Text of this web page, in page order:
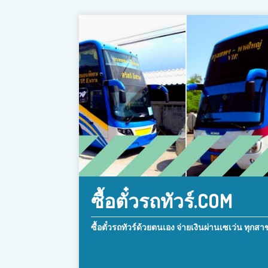
ซื้อตั๋วรถทัวร์.COM
ซื้อตั๋วรถทัวร์ด้วยตนเอง จ่ายเงินผ่านเซเว่น ทุกสา